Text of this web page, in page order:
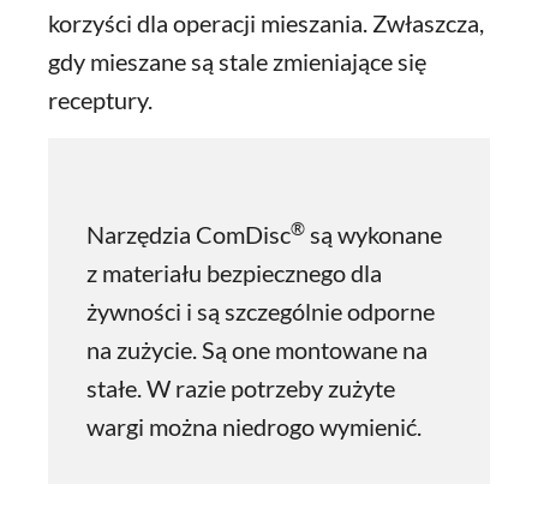
korzyści dla operacji mieszania. Zwłaszcza,
gdy mieszane są stale zmieniające się
receptury.
Narzędzia ComDisc® są wykonane
z materiału bezpiecznego dla
żywności i są szczególnie odporne
na zużycie. Są one montowane na
stałe. W razie potrzeby zużyte
wargi można niedrogo wymienić.